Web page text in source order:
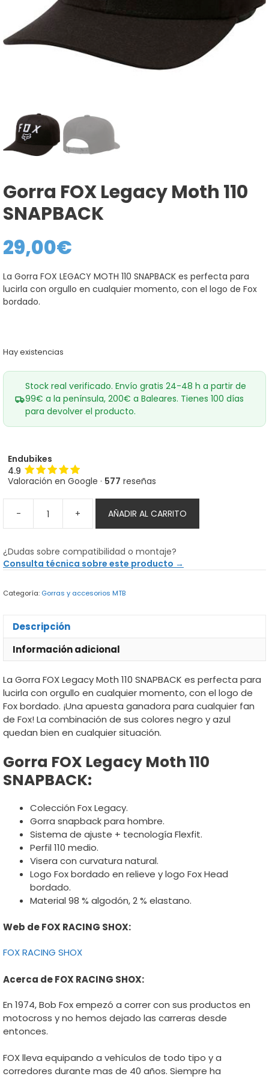
Gorra FOX Legacy Moth 110
SNAPBACK
29,00€
La Gorra FOX LEGACY MOTH 110 SNAPBACK es perfecta para
lucirla con orgullo en cualquier momento, con el logo de Fox
bordado.
Hay existencias
Stock real verificado. Envío gratis 24-48 h a partir de
99€ a la península, 200€ a Baleares. Tienes 100 días
para devolver el producto.
Endubikes
4.9
Valoración en Google · 577 reseñas
-
Gorra
FOX
Moth
110
cantidad
+ AÑADIR AL CARRITO
¿Dudas sobre compatibilidad o montaje?
Consulta técnica sobre este producto →
Categoría: Gorras y accesorios MTB
Descripción
Información adicional
La Gorra FOX Legacy Moth 110 SNAPBACK es perfecta para
lucirla con orgullo en cualquier momento, con el logo de
Fox bordado. ¡Una apuesta ganadora para cualquier fan
de Fox! La combinación de sus colores negro y azul
quedan bien en cualquier situación.
Gorra FOX Legacy Moth 110
SNAPBACK:
Colección Fox Legacy.
Gorra snapback para hombre.
Sistema de ajuste + tecnología Flexfit.
Perfil 110 medio.
Visera con curvatura natural.
Logo Fox bordado en relieve y logo Fox Head
bordado.
Material 98 % algodón, 2 % elastano.
Web de FOX RACING SHOX:
FOX RACING SHOX
Acerca de FOX RACING SHOX:
En 1974, Bob Fox empezó a correr con sus productos en
motocross y no hemos dejado las carreras desde
entonces.
FOX lleva equipando a vehículos de todo tipo y a
corredores durante mas de 40 años. Siempre ha